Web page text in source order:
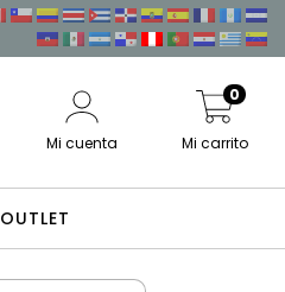
Mi cuenta Mi carrito
0
OUTLET